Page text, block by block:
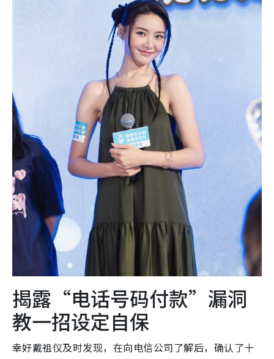
揭露“电话号码付款”漏洞
教一招设定自保
幸好戴祖仪及时发现，在向电信公司了解后，确认了十